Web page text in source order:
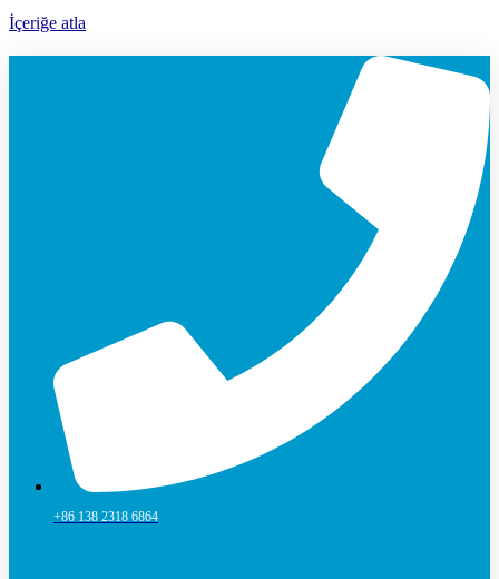
İçeriğe atla
+86 138 2318 6864